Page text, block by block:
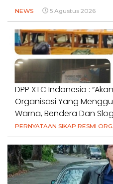
NEWS 5 Agustus 2026
DPP XTC Indonesia :
Organisasi Yang
Warna, Bendera Dan
PERNYATAAN SIKAP RESMI